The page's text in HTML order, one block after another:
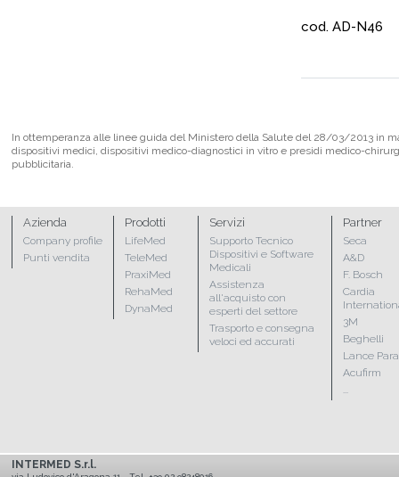
cod. AD-N46
In ottemperanza alle linee guida del Ministero della Salute del 28/03/2013 in
dispositivi medici, dispositivi medico-diagnostici in vitro e presidi medico-
pubblicitaria.
Azienda
Company profile
Punti vendita
Prodotti
LifeMed
TeleMed
PraxiMed
RehaMed
DynaMed
Servizi
Supporto Tecnico
Dispositivi e Software
Medicali
Assistenza
all'acquisto con
esperti del settore
Trasporto e consegna
veloci ed accurati
Partner
Seca
A&D
F. Bosch
Cardia
3M
Beghelli
Lance
Acufirm
...
INTERMED S.r.l.